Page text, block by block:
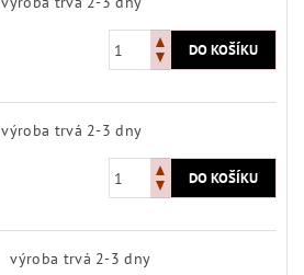
výroba trvá 2-3 dny
výroba trvá 2-3 dny